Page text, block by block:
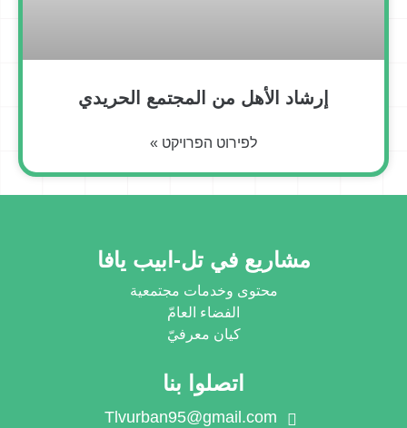
إرشاد الأهل من المجتمع الحريدي
לפירוט הפרויקט »
مشاريع في تل-ابيب يافا
محتوى وخدمات مجتمعية
الفضاء العامّ
كيان معرفيّ
اتصلوا بنا
Tlvurban95@gmail.com